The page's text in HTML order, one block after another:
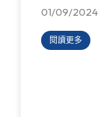
01/09/2024
閱讀更多